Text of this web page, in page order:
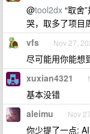
@tool2dx “取舍
哭，取多了项目
vfs Nov 27,
尽可能用你能想
xuxian4321
基本没错
aleimu Nov
你少提了一点: